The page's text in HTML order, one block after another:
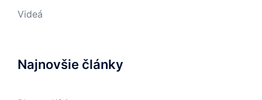
Videá
Najnovšie články